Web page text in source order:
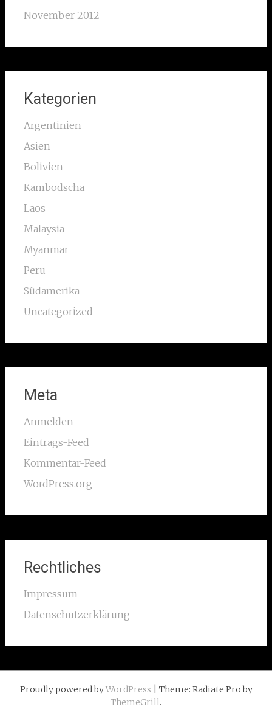
November 2012
Kategorien
Argentinien
Asien
Bolivien
Kambodscha
Laos
Malaysia
Myanmar
Peru
Südamerika
Uncategorized
Meta
Anmelden
Eintrags-Feed
Kommentar-Feed
WordPress.org
Rechtliches
Impressum
Datenschutzerklärung
Proudly powered byWordPress | Theme: Radiate Pro by
ThemeGrill.